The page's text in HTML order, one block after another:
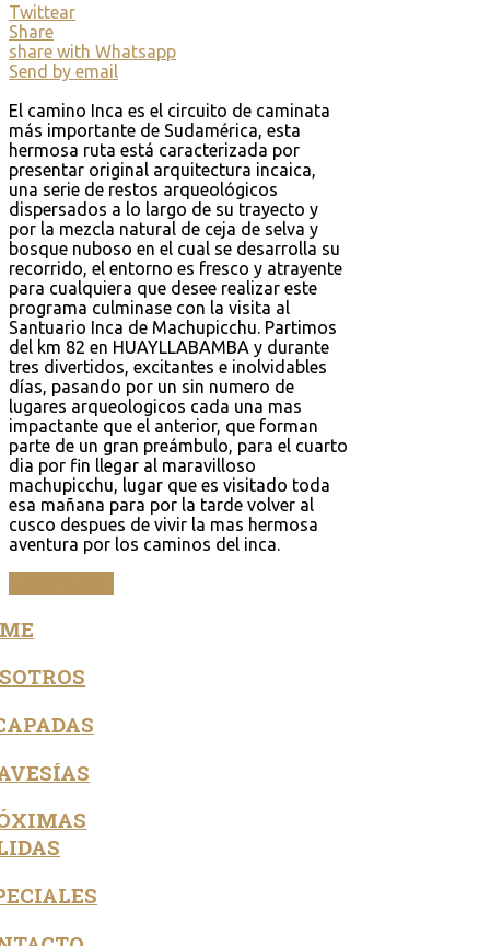
Twittear
Share
share with Whatsapp
Send by email
El camino Inca es el circuito de caminata
más importante de Sudamérica, esta
hermosa ruta está caracterizada por
presentar original arquitectura incaica,
una serie de restos arqueológicos
dispersados a lo largo de su trayecto y
por la mezcla natural de ceja de selva y
bosque nuboso en el cual se desarrolla su
recorrido, el entorno es fresco y atrayente
para cualquiera que desee realizar este
programa culminase con la visita al
Santuario Inca de Machupicchu. Partimos
del km 82 en HUAYLLABAMBA y durante
tres divertidos, excitantes e inolvidables
días, pasando por un sin numero de
lugares arqueologicos cada una mas
impactante que el anterior, que forman
parte de un gran preámbulo, para el cuarto
dia por fin llegar al maravilloso
machupicchu, lugar que es visitado toda
esa mañana para por la tarde volver al
cusco despues de vivir la mas hermosa
aventura por los caminos del inca.